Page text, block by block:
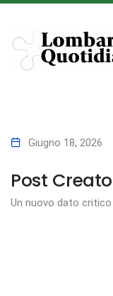
Giugno 18, 2026
Post Creato
Un nuovo dato